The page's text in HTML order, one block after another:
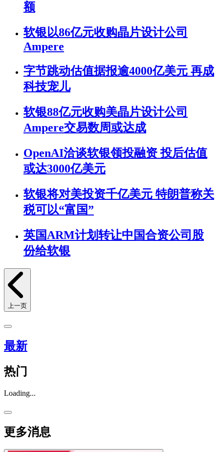
额
软银以86亿元收购晶片设计公司
Ampere
字节跳动估值据报逾4000亿美元 再成
科技宠儿
软银88亿元收购美晶片设计公司
Ampere交易数周或达成
OpenAI洽谈软银领投融资 投后估值
或达3000亿美元
软银将对美投资千亿美元 特朗普称关
税可以“富国”
英国ARM计划转让中国合资公司股
份给软银
上一页
最新
热门
Loading...
更多消息